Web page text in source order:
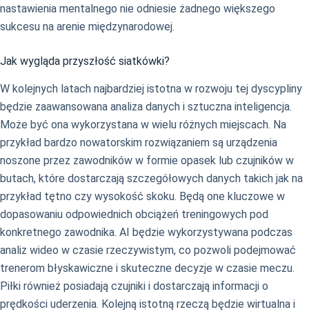
nastawienia mentalnego nie odniesie żadnego większego
sukcesu na arenie międzynarodowej.
Jak wygląda przyszłość siatkówki?
W kolejnych latach najbardziej istotna w rozwoju tej dyscypliny
będzie zaawansowana analiza danych i sztuczna inteligencja.
Może być ona wykorzystana w wielu różnych miejscach. Na
przykład bardzo nowatorskim rozwiązaniem są urządzenia
noszone przez zawodników w formie opasek lub czujników w
butach, które dostarczają szczegółowych danych takich jak na
przykład tętno czy wysokość skoku. Będą one kluczowe w
dopasowaniu odpowiednich obciążeń treningowych pod
konkretnego zawodnika. AI będzie wykorzystywana podczas
analiz wideo w czasie rzeczywistym, co pozwoli podejmować
trenerom błyskawiczne i skuteczne decyzje w czasie meczu.
Piłki również posiadają czujniki i dostarczają informacji o
prędkości uderzenia. Kolejną istotną rzeczą będzie wirtualna i